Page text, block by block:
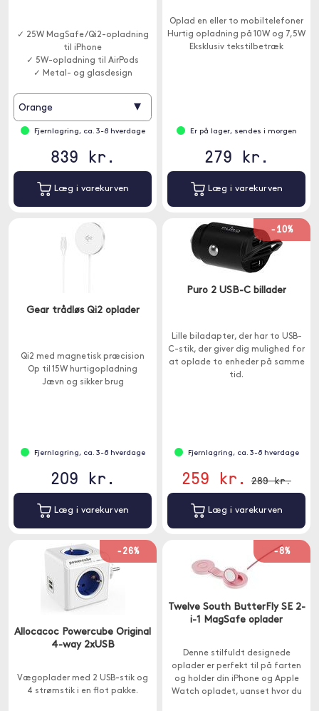
✓ 25W MagSafe/Qi2-opladning
til iPhone
✓ 5W-opladning til AirPods
✓ Metal- og glasdesign
Orange ▾
Fjernlagring, ca. 3-8 hverdage
839 kr.
Læg i varekurven
Oplad en eller to mobiltelefoner
Hurtig opladning på 10W og 7,5W
Eksklusiv tekstilbetræk
Er på lager, sendes i morgen
279 kr.
Læg i varekurven
Gear trådløs Qi2 oplader
Qi2 med magnetisk præcision
Op til 15W hurtigopladning
Jævn og sikker brug
Fjernlagring, ca. 3-8 hverdage
209 kr.
Læg i varekurven
-10%
Puro 2 USB-C billader
Lille biladapter, der har to USB-
C-stik, der giver dig mulighed for
at oplade to enheder på samme
tid.
Fjernlagring, ca. 3-8 hverdage
259 kr. 289 kr.
Læg i varekurven
-26%
Allocacoc Powercube Original
4-way 2xUSB
Vægoplader med 2 USB-stik og
4 strømstik i en flot pakke.
-8%
Twelve South ButterFly SE 2-
i-1 MagSafe oplader
Denne stilfuldt designede
oplader er perfekt til på farten
og holder din iPhone og Apple
Watch opladet, uanset hvor du